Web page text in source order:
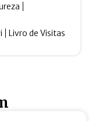
Livro de Visitas